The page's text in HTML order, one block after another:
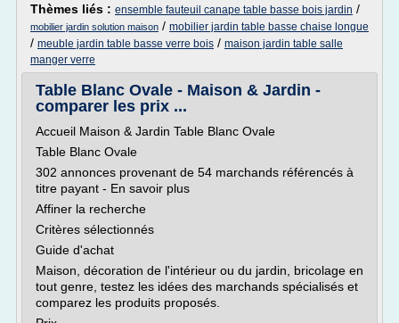
Thèmes liés : ensemble fauteuil canape table basse bois jardin /
mobilier jardin solution maison / mobilier jardin table basse chaise longue
/ meuble jardin table basse verre bois / maison jardin table salle
manger verre
Table Blanc Ovale - Maison & Jardin -
comparer les prix ...
Accueil Maison & Jardin Table Blanc Ovale
Table Blanc Ovale
302 annonces provenant de 54 marchands référencés à
titre payant - En savoir plus
Affiner la recherche
Critères sélectionnés
Guide d'achat
Maison, décoration de l'intérieur ou du jardin, bricolage en
tout genre, testez les idées des marchands spécialisés et
comparez les produits proposés.